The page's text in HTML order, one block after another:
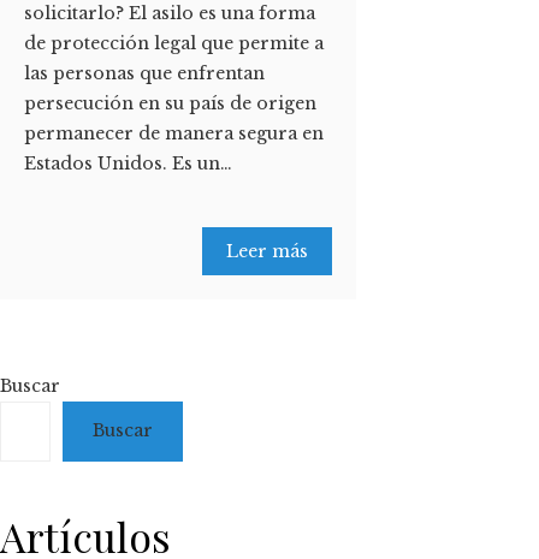
solicitarlo? El asilo es una forma
de protección legal que permite a
las personas que enfrentan
persecución en su país de origen
permanecer de manera segura en
Estados Unidos. Es un…
Leer más
Buscar
Buscar
Artículos